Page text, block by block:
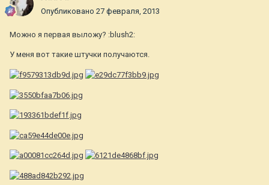
Опубликовано 27 февраля, 2013
Можно я первая выложу? :blush2:
У меня вот такие штучки получаются.